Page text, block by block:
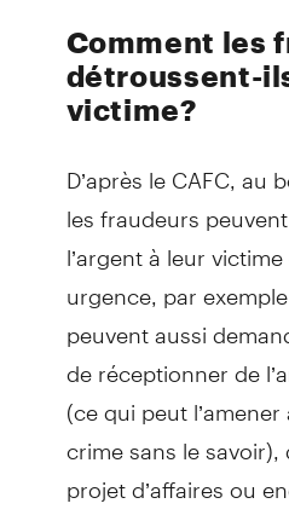
Comment les
détroussent-
victime?
D’après le CAFC, au
les fraudeurs
l’argent à leur
urgence, par
peuvent aussi
de réceptionner de
(ce qui peut
crime sans le
projet d’affaires ou